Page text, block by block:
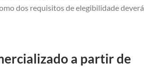
dos requisitos de elegibilidade deverá
a partir de